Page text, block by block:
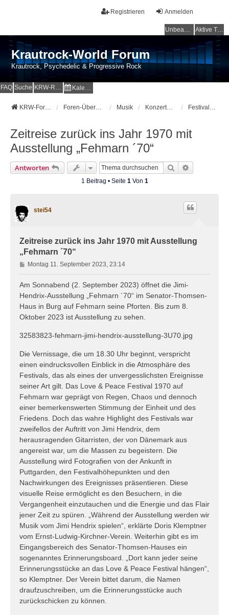
Anmelden
Registrieren
Unbeantwortete Themen Aktive Themen
Krautrock-World Forum
Krautrock, Psychedelic & Progressive Rock
FAQ Suche KRW-Radio Kalender
KRW-Forum Foren-Übersicht Musik Konzerte-Festivals-On Tour Festivalhinweise und Berichte
Zeitreise zurück ins Jahr 1970 mit
Ausstellung „Fehmarn ´70“
Antworten Suche
1 Beitrag • Seite 1Von 1
stei54
Zeitreise zurück ins Jahr 1970 mit Ausstellung
„Fehmarn ´70“
B
e
r
a
g
Montag 11. September 2023, 23:14
Am Sonnabend (2. September 2023) öffnet die Jimi-
Hendrix-Ausstellung „Fehmarn ´70“ im Senator-Thomsen-
Haus in Burg auf Fehmarn seine Pforten. Bis zum 8.
Oktober 2023 ist Ausstellung zu sehen.
32583823-fehmarn-jimi-hendrix-ausstellung-3U70.jpg
Die Vernissage, die um 18.30 Uhr beginnt, verspricht
einen eindrucksvollen Einblick in die Atmosphäre des
Festivals, das als eines der unvergesslichsten Ereignisse
seiner Art gilt. Das Love & Peace Festival 1970 auf
Fehmarn war geprägt von Regen, Chaos und dennoch
einer bemerkenswerten Stimmung der Einheit und des
Friedens. Doch das wahre Highlight des Festivals war
zweifellos der Auftritt von Jimi Hendrix, dem
herausragenden Gitarristen, der von Dänemark aus
angereist war, um die Massen zu begeistern. Die
Ausstellung wird Fotografien von der Ankunft in
Puttgarden, den Festivalhöhepunkten und den
Nachwirkungen des Ereignisses präsentieren. Diese
visuelle Reise ermöglicht es den Besuchern, in die
Vergangenheit einzutauchen und die Energie und das Flair
jener Zeit zu spüren. „Während der Ausstellung werden wir
Musik vom Jimi Hendrix spielen“, erklärte Doris Klemptner
vom Ernst-Ludwig-Kirchner-Verein. Weiterhin gibt es im
Eingangsbereich des Senator-Thomsen-Hauses ein
sogenanntes Erinnerungsboard. „Dort kann jeder seine
Erinnerungsstücke an das Love & Peace Festival hängen“,
so Klemptner. Der Verein bittet darum, die Namen
draufzuschreiben, um die Erinnerungsstücke auch
zurückschicken zu können.